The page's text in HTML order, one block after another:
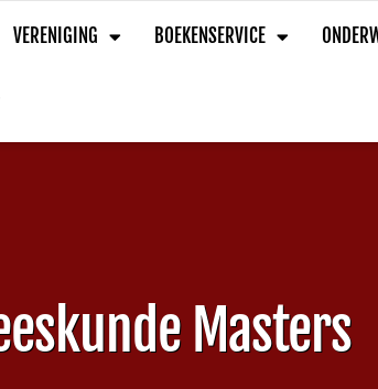
VERENIGING BOEKENSERVICE
Masters